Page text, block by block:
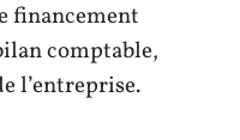
financement
comptable,
l’entreprise.